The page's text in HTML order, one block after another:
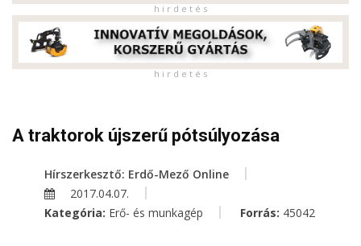
h i r d e t é s
h i r d e t é s
A traktorok újszerű pótsúlyozása
Hírszerkesztő: Erdő-Mező Online
2017.04.07.
Kategória: Erő- és munkagép Forrás: 45042